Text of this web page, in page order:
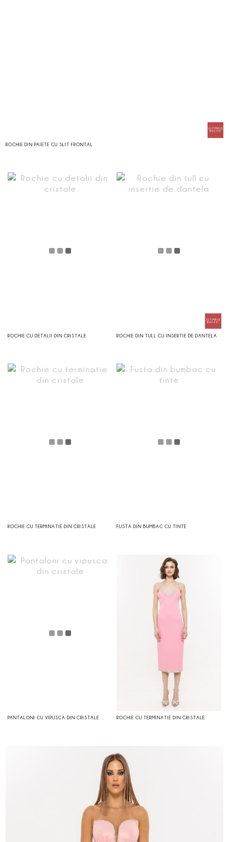
ROCHIE DIN PAIETE CU SLIT FRONTAL
ROCHIE CU DETALII DIN CRISTALE ROCHIE DIN TULL CU INSERTIE DE DANTELA
ROCHIE CU TERMINATIE DIN CRISTALE FUSTA DIN BUMBAC CU TINTE
PANTALONI CU VIPUSCA DIN CRISTALE ROCHIE CU TERMINATIE DIN CRISTALE